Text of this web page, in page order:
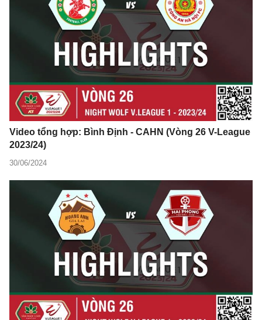
Video tổng hợp: Bình Định - CAHN (Vòng 26 V-League
2023/24)
30/06/2024